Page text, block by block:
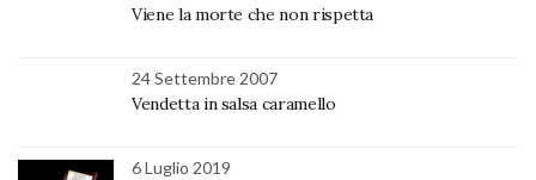
Viene la morte che non rispetta
24 Settembre 2007
Vendetta in salsa caramello
6 Luglio 2019